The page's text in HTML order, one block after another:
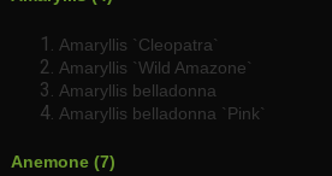
Amaryllis `Cleopatra`
Amaryllis `Wild Amazone`
Amaryllis belladonna
Amaryllis belladonna `Pink`
Anemone (7)